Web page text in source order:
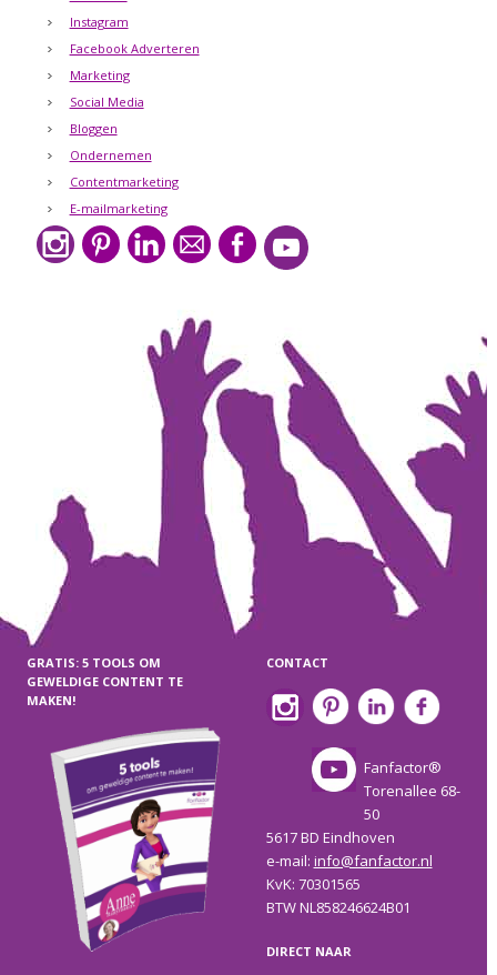
Instagram
Facebook Adverteren
Marketing
Social Media
Bloggen
Ondernemen
Contentmarketing
E-mailmarketing
GRATIS: 5 TOOLS OM
GEWELDIGE CONTENT TE
MAKEN!
CONTACT
Fanfactor®
Torenallee 68-
50
5617 BD Eindhoven
e-mail: info@fanfactor.nl
KvK: 70301565
BTW NL858246624B01
DIRECT NAAR